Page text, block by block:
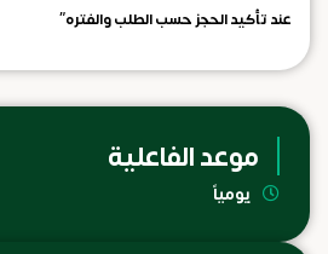
عند تأكيد الحجز حسب الطلب والفتره”
موعد الفاعلية
يومياً